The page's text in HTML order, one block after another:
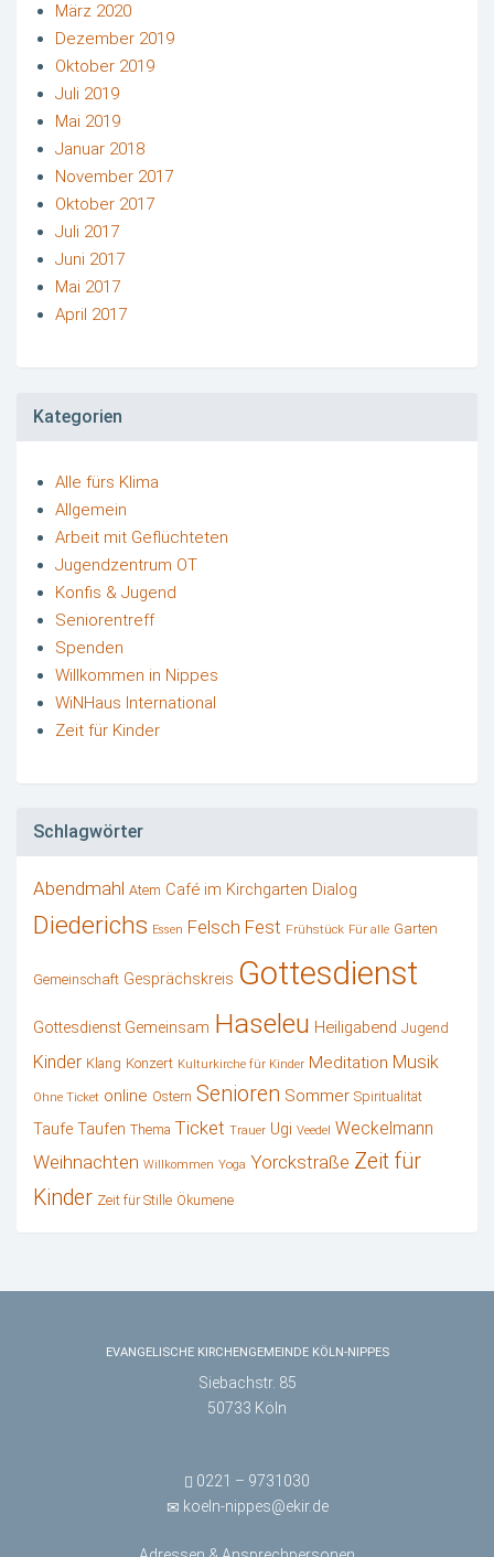
März 2020
Dezember 2019
Oktober 2019
Juli 2019
Mai 2019
Januar 2018
November 2017
Oktober 2017
Juli 2017
Juni 2017
Mai 2017
April 2017
Kategorien
Alle fürs Klima
Allgemein
Arbeit mit Geflüchteten
Jugendzentrum OT
Konfis & Jugend
Seniorentreff
Spenden
Willkommen in Nippes
WiNHaus International
Zeit für Kinder
Schlagwörter
Abendmahl Atem Café im Kirchgarten Dialog
Diederichs Essen Felsch Fest Frühstück Für alle Garten
Gemeinschaft Gesprächskreis Gottesdienst
Gottesdienst Gemeinsam Haseleu Heiligabend Jugend
Kinder Klang Konzert Kulturkirche für Kinder Meditation Musik
Ohne Ticket online Ostern Senioren Sommer Spiritualität
Taufe Taufen Thema Ticket Trauer Ugi Veedel Weckelmann
Weihnachten Willkommen Yoga Yorckstraße Zeit für
Kinder Zeit für Stille Ökumene
EVANGELISCHE KIRCHENGEMEINDE KÖLN-NIPPES
Siebachstr. 85
50733 Köln
0221 – 9731030
koeln-nippes@ekir.de